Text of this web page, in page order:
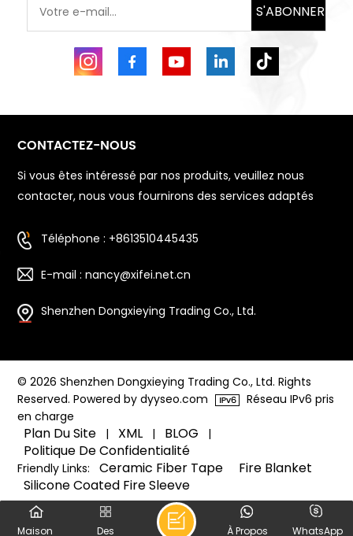
S'ABONNER
CONTACTEZ-NOUS
Si vous êtes intéressé par nos produits, veuillez nous
contacter, nous vous fournirons des services adaptés
Téléphone : +8613510445435
E-mail : nancy@xifei.net.cn
Shenzhen Dongxieying Trading Co., Ltd.
© 2026 Shenzhen Dongxieying Trading Co., Ltd. Rights
Reserved. Powered by dyyseo.com
Réseau IPv6 pris
en charge
Plan Du Site | XML | BLOG |
Politique De Confidentialité
Friendly Links: Ceramic Fiber Tape
Fire Blanket
Silicone Coated Fire Sleeve
Maison Des WhatsApp
À Propos